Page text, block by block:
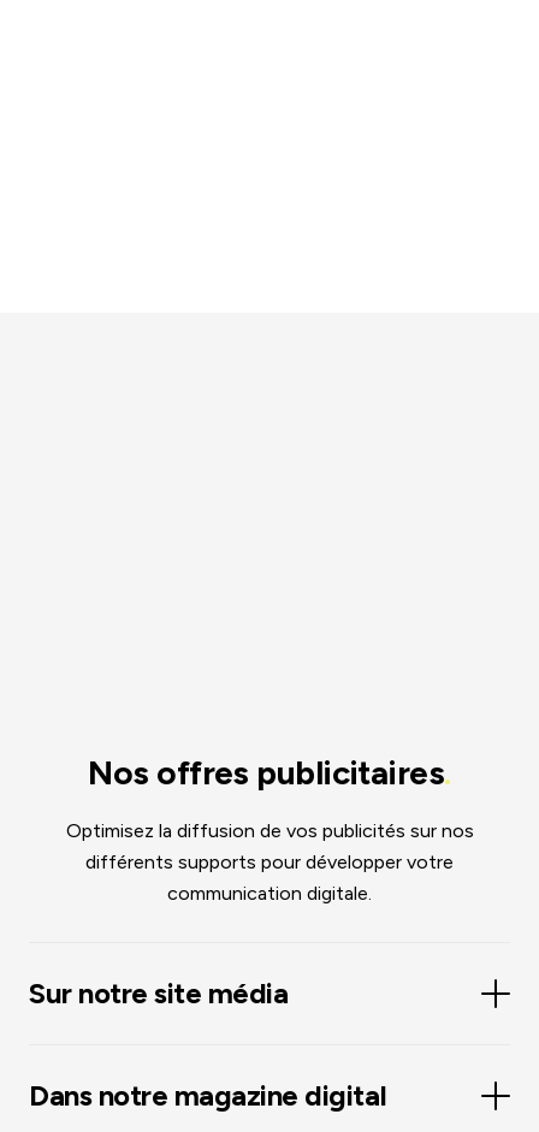
Nos offres publicitaires.
Optimisez la diffusion de vos publicités sur nos
différents supports pour développer votre
communication digitale.
Sur notre site média
Dans notre magazine digital